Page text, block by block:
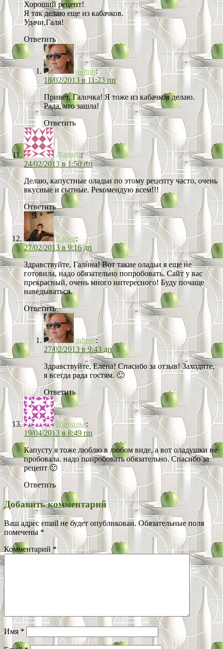
Хороший рецепт!
Я так делаю еще из кабачков.
Удачи,Галя!
Ответить
admin:
18/02/2013 в 11:23 пп
Привет, Галочка! Я тоже из кабачков делаю.
Рада, что зашла!
Ответить
Лариса:
24/02/2013 в 1:50 пп
Делаю, капустные оладьи по этому рецепту часто, очень
вкусные и сытные. Рекомендую всем!!!
Ответить
Елена:
27/02/2013 в 9:16 дп
Здравствуйте, Галина! Вот такие оладьи я еще не
готовила, надо обязательно попробовать. Сайт у вас
прекрасный, очень много интересного! Буду почаще
наведываться.
Ответить
admin:
27/02/2013 в 9:43 дп
Здравствуйте, Елена! Спасибо за отзыв! Заходите,
я всегда рада гостям. 🙂
Ответить
Наталья:
19/04/2013 в 8:49 пп
Капусту я тоже люблю в любом виде, а вот оладушки не
пробовала. надо попробовать обязательно. Спасибо за
рецепт 🙂
Ответить
Добавить комментарий
Ваш адрес email не будет опубликован. Обязательные поля
помечены *
Комментарий*
Имя *